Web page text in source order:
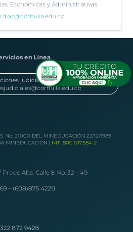
Económicas y Administrativas
en Línea
judiciales remitirse a:
No. 21000 DEL MINEDUCACIÓN 22/12/1989
MINEDUCACIÓN | NIT. 800.107.584-2
Prado Alto: Calle 8 No. 32 – 49
– (608)875 4220
322 872 9428